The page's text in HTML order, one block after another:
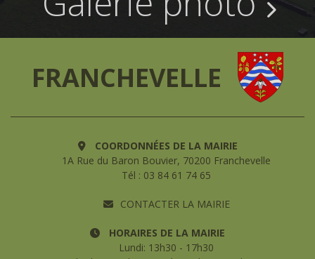
FRANCHEVELLE
COORDONNÉES DE LA MAIRIE
1A Rue du Baron Bouvier, 70200 Franchevelle
Tél : 03 84 61 74 65
CONTACTER LA MAIRIE
HORAIRES DE LA MAIRIE
Lundi: 13h30 - 17h30